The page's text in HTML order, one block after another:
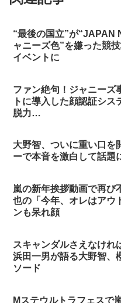
“最後の国立”が“JAPAN
ャニーズ色”を嫌った競
イベントに
ファン絶句！ジャニーズ
トに導入した顔認証シ
脱力…
大野智、ついに重い口を
ーで本音を激白して話題
嵐の新年挨拶動画で再び
也の「今年、オレはアウ
ンも呆れ顔
スキャンダルさえなけ
浜田一男が語る大野智、
ソード
Mステウルトラフェスで